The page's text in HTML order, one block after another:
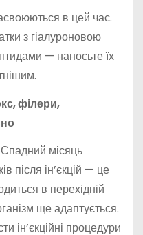
в цей час.
з гіалуроновою
— наносьте їх
філери,
місяць
після ін’єкцій — це
в перехідній
ще адаптується.
ін’єкційні процедури